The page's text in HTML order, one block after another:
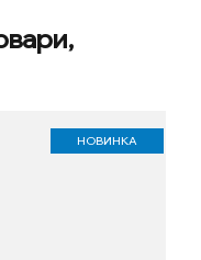
НОВИНКА